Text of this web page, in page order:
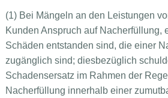
(1) Bei Mängeln an den Leistungen
Kunden Anspruch auf Nacherfüllung,
Schäden entstanden sind, die einer
zugänglich sind; diesbezüglich
Schadensersatz im Rahmen der
Nacherfüllung innerhalb einer